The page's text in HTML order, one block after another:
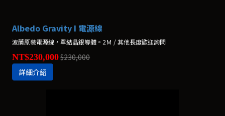
Albedo Gravity I 電源線
波蘭原裝電源線，單結晶銀導體。2Ｍ / 其他長度歡迎詢問
NT$230,000$230,000
詳細介紹